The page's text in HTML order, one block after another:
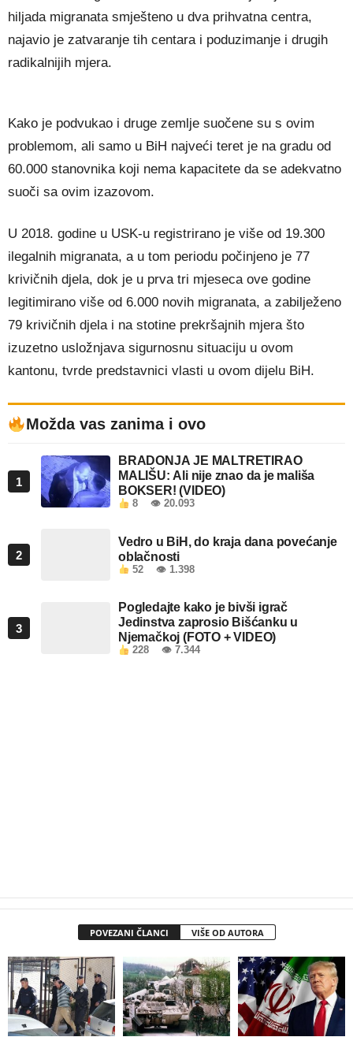
hiljada migranata smješteno u dva prihvatna centra,
najavio je zatvaranje tih centara i poduzimanje i drugih
radikalnijih mjera.
Kako je podvukao i druge zemlje suočene su s ovim
problemom, ali samo u BiH najveći teret je na gradu od
60.000 stanovnika koji nema kapacitete da se adekvatno
suoči sa ovim izazovom.
U 2018. godine u USK-u registrirano je više od 19.300
ilegalnih migranata, a u tom periodu počinjeno je 77
krivičnih djela, dok je u prva tri mjeseca ove godine
legitimirano više od 6.000 novih migranata, a zabilježeno
79 krivičnih djela i na stotine prekršajnih mjera što
izuzetno usložnjava sigurnosnu situaciju u ovom
kantonu, tvrde predstavnici vlasti u ovom dijelu BiH.
Možda vas zanima i ovo
1
BRADONJA JE MALTRETIRAO
MALIŠU: Ali nije znao da je mališa
BOKSER! (VIDEO)
8 👁 20.093
2
Vedro u BiH, do kraja dana povećanje
oblačnosti
52 👁 1.398
3
Pogledajte kako je bivši igrač
Jedinstva zaprosio Bišćanku u
Njemačkoj (FOTO + VIDEO)
228 👁 7.344
POVEZANI ČLANCI VIŠE OD AUTORA